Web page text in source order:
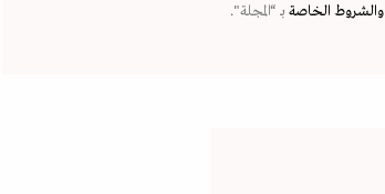
والشروط الخاصة بـ “المجلة".